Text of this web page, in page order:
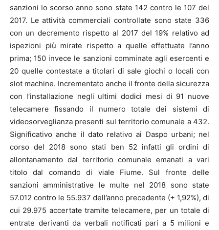
sanzioni lo scorso anno sono state 142 contro le 107 del
2017. Le attività commerciali controllate sono state 336
con un decremento rispetto al 2017 del 19% relativo ad
ispezioni più mirate rispetto a quelle effettuate l’anno
prima; 150 invece le sanzioni comminate agli esercenti e
20 quelle contestate a titolari di sale giochi o locali con
slot machine. Incrementato anche il fronte della sicurezza
con l’installazione negli ultimi dodici mesi di 91 nuove
telecamere fissando il numero totale dei sistemi di
videosorveglianza presenti sul territorio comunale a 432.
Significativo anche il dato relativo ai Daspo urbani; nel
corso del 2018 sono stati ben 52 infatti gli ordini di
allontanamento dal territorio comunale emanati a vari
titolo dal comando di viale Fiume. Sul fronte delle
sanzioni amministrative le multe nel 2018 sono state
57.012 contro le 55.937 dell’anno precedente (+ 1,92%), di
cui 29.975 accertate tramite telecamere, per un totale di
entrate derivanti da verbali notificati pari a 5 milioni e